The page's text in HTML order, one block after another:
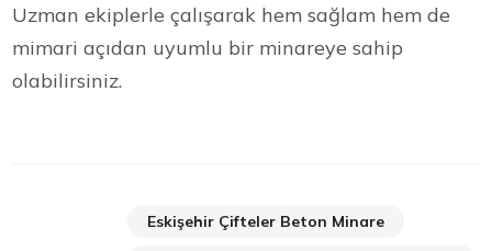
Uzman ekiplerle çalışarak hem sağlam hem de
mimari açıdan uyumlu bir minareye sahip
olabilirsiniz.
Eskişehir Çifteler Beton Minare